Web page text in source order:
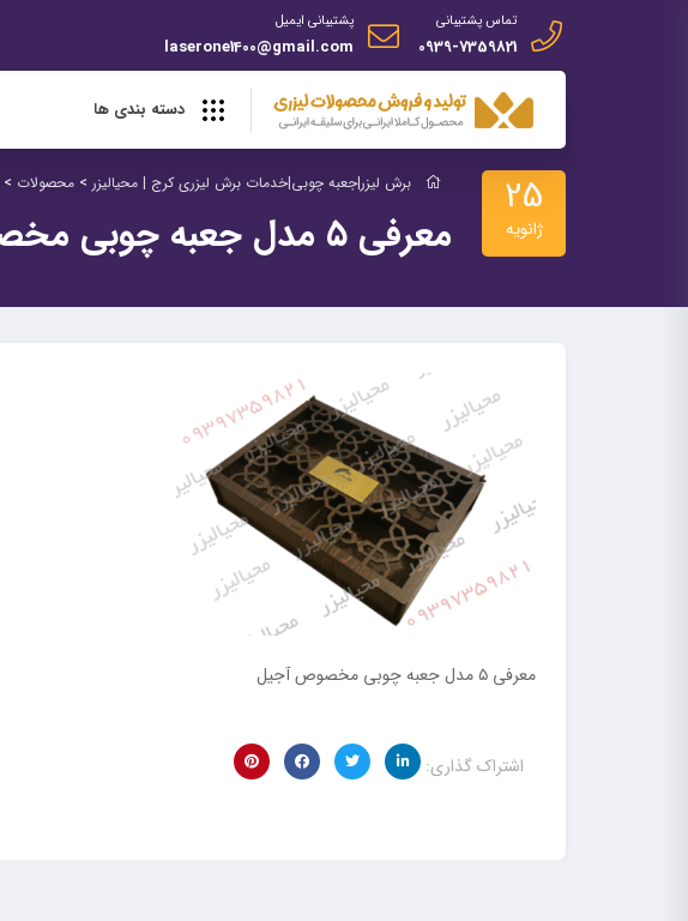
تماس پشتیبانی
0939-7359821
پشتیبانی ایمیل
laserone1400@gmail.com
دسته بندی ها
25
ژانویه
برش لیزر|جعبه چوبی|خدمات برش لیزری کرج | محیالیزر > محصولات >
معرفی ۵ مدل جعبه چوبی مخصوص آجیل
معرفی ۵ مدل جعبه چوبی مخصوص آجیل
اشتراک گذاری: